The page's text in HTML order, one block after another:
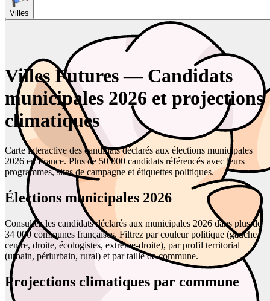
Villes
Villes Futures — Candidats
municipales 2026 et projections
climatiques
Carte interactive des candidats déclarés aux élections municipales
2026 en France. Plus de 50 000 candidats référencés avec leurs
programmes, sites de campagne et étiquettes politiques.
Élections municipales 2026
Consultez les candidats déclarés aux municipales 2026 dans plus de
34 000 communes françaises. Filtrez par couleur politique (gauche,
centre, droite, écologistes, extrême-droite), par profil territorial
(urbain, périurbain, rural) et par taille de commune.
Projections climatiques par commune